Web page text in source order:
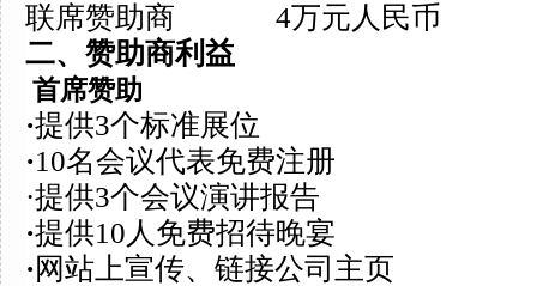
联席赞助商 4万元人民币
二、赞助商利益
首席赞助
·提供3个标准展位
·10名会议代表免费注册
·提供3个会议演讲报告
·提供10人免费招待晚宴
· 网站上宣传、链接公司主页